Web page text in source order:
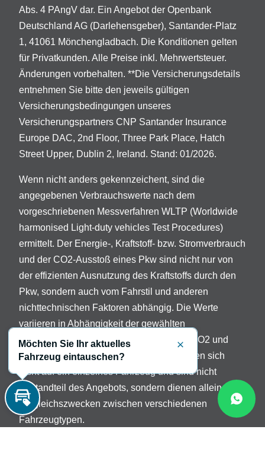
Abs. 4 PAngV dar. Ein Angebot der Openbank
Deutschland AG (Darlehensgeber), Santander-Platz
1, 41061 Mönchengladbach. Die Konditionen gelten
für Privatkunden. Alle Preise inkl. Mehrwertsteuer.
Änderungen vorbehalten. **Die Versicherungsdetails
entnehmen Sie bitte den jeweils gültigen
Versicherungsbedingungen unseres
Versicherungspartners CNP Santander Insurance
Europe DAC, 2nd Floor, Three Park Place, Hatch
Street Upper, Dublin 2, Ireland. Stand: 01/2026.
Wenn nicht anders gekennzeichent, sind die
angegebenen Verbrauchswerte nach dem
vorgeschriebenen Messverfahren WLTP (Worldwide
harmonised Light-duty vehicles Test Procedures)
ermittelt. Der Energie-, Kraftstoff- bzw. Stromverbrauch
und der CO2-Ausstoß eines Pkw sind nicht nur von
der effizienten Ausnutzung des Kraftstoffs durch den
Pkw, sondern auch vom Fahrstil und anderen
nichttechnischen Faktoren abhängig. Die Werte
variieren in Abhängigkeit der gewählten
Sonderausstattungen. Beschreibung der CO2 und
Verbrauchsangaben: Die Angaben beziehen sich
nicht auf ein einzelnes Fahrzeug und sind nicht
Bestandteil des Angebots, sondern dienen allein
Vergleichszwecken zwischen verschiedenen
Fahrzeugtypen.
Inzahlungnahme
Möchten Sie Ihr aktuelles
Fahrzeug eintauschen?
Schließen